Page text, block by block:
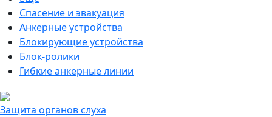
Спасение и эвакуация
Анкерные устройства
Блокирующие устройства
Блок-ролики
Гибкие анкерные линии
Защита органов слуха